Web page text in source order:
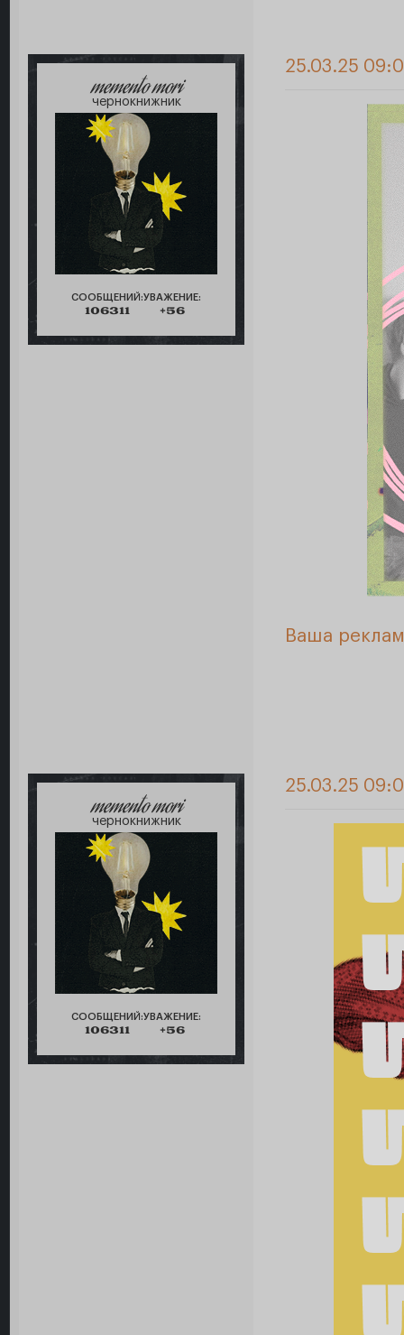
memento mori
чернокнижник
СООБЩЕНИЙ:
106311
УВАЖЕНИЕ:
+56
25.03.25
Ваша
memento mori
чернокнижник
СООБЩЕНИЙ:
106311
УВАЖЕНИЕ:
+56
25.03.25